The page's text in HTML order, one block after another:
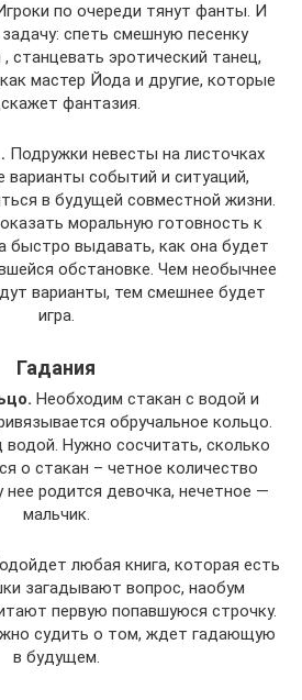
по очереди тянут фанты. И
спеть смешную песенку
станцевать эротический танец,
мастер Йода и другие, которые
фантазия.
Подружки невесты на листочках
событий и ситуаций,
в будущей совместной жизни.
моральную готовность к
быстро выдавать, как она будет
обстановке. Чем необычнее
варианты, тем смешнее будет
игра.
Гадания
Необходим стакан с водой и
обручальное кольцо.
Нужно сосчитать, сколько
о стакан – четное количество
нее родится девочка, нечетное —
мальчик.
любая книга, которая есть
загадывают вопрос, наобум
первую попавшуюся строчку.
судить о том, ждет гадающую
в будущем.